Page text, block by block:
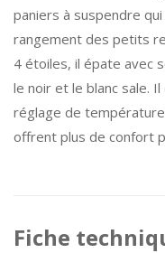
paniers à suspendre
rangement des petits
4 étoiles, il épate avec
le noir et le blanc sale.
réglage de
offrent plus de confort
Fiche